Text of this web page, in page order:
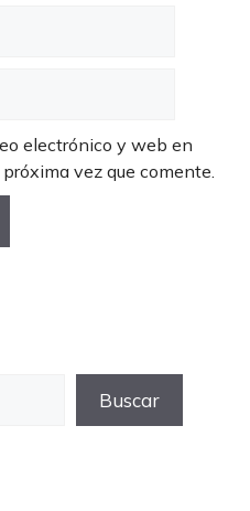
electrónico y web en
vez que comente.
Buscar